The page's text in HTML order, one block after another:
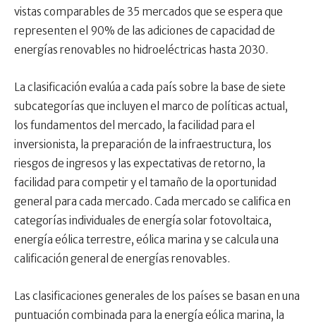
vistas comparables de 35 mercados que se espera que
representen el 90% de las adiciones de capacidad de
energías renovables no hidroeléctricas hasta 2030.
La clasificación evalúa a cada país sobre la base de siete
subcategorías que incluyen el marco de políticas actual,
los fundamentos del mercado, la facilidad para el
inversionista, la preparación de la infraestructura, los
riesgos de ingresos y las expectativas de retorno, la
facilidad para competir y el tamaño de la oportunidad
general para cada mercado. Cada mercado se califica en
categorías individuales de energía solar fotovoltaica,
energía eólica terrestre, eólica marina y se calcula una
calificación general de energías renovables.
Las clasificaciones generales de los países se basan en una
puntuación combinada para la energía eólica marina, la